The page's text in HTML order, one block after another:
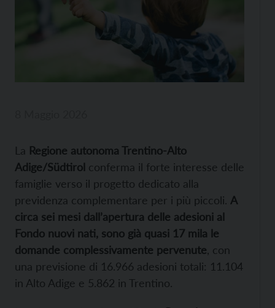
La Regione autonoma Trentino-Alto
Adige/Südtirol conferma il forte interesse delle
famiglie verso il progetto dedicato alla
previdenza complementare per i più piccoli. A
circa sei mesi dall’apertura delle adesioni al
Fondo nuovi nati, sono già quasi 17 mila le
domande complessivamente pervenute , con
una previsione di 16.966 adesioni totali: 11.104
in Alto Adige e 5.862 in Trentino.